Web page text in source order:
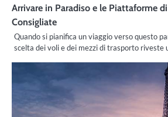
Arrivare in Paradiso e le Piattaforme
Consigliate
Quando si pianifica un viaggio verso questo
scelta dei voli e dei mezzi di trasporto riveste